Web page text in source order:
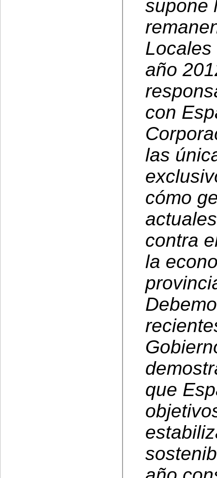
supone
año
con
las
cómo
contra
la
que